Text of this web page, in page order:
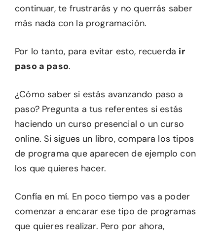
continuar, te frustrarás y no querrás saber
más nada con la programación.
Por lo tanto, para evitar esto, recuerda ir
paso a paso.
¿Cómo saber si estás avanzando paso a
paso? Pregunta a tus referentes si estás
haciendo un curso presencial o un curso
online. Si sigues un libro, compara los tipos
de programa que aparecen de ejemplo con
los que quieres hacer.
Confía en mí. En poco tiempo vas a poder
comenzar a encarar ese tipo de programas
que quieres realizar. Pero por ahora,